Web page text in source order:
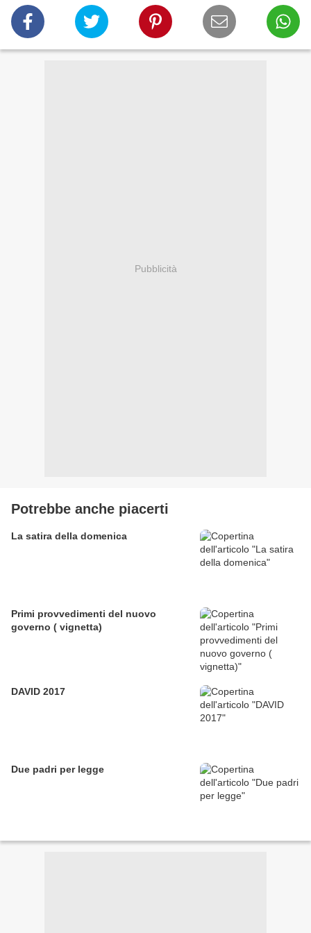
Pubblicità
Potrebbe anche piacerti
La satira della domenica
Primi provvedimenti del nuovo
governo ( vignetta)
DAVID 2017
Due padri per legge